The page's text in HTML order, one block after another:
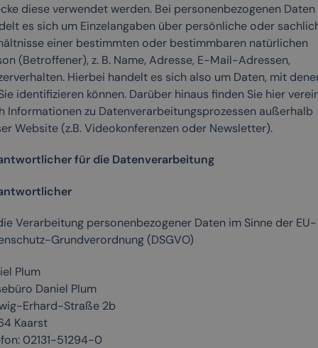
diese verwendet werden. Bei personenbezogenen Daten
es sich um Einzelangaben über persönliche oder
einer bestimmten oder bestimmbaren natürlichen
(Betroffener), z. B. Name, Adresse, E-Mail-Adressen,
Hierbei handelt es sich also um Daten, mit
identifizieren können. Darüber hinaus finden Sie hier
Informationen zu Datenverarbeitungsprozessen außerhalb
Website (z.B. Videokonferenzen oder Newsletter).
für die Datenverarbeitung
Verarbeitung personenbezogener Daten im Sinne der EU-
Grundverordnung (DSGVO)
Plum
Daniel Plum
Erhard-Straße 2b
Kaarst
02131-51294-0